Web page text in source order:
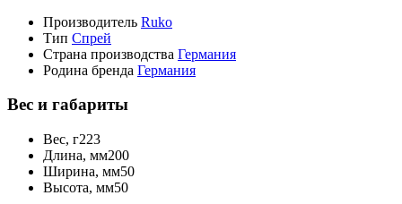
Производитель Ruko
Тип Спрей
Страна производства Германия
Родина бренда Германия
Вес и габариты
Вес, г223
Длина, мм200
Ширина, мм50
Высота, мм50